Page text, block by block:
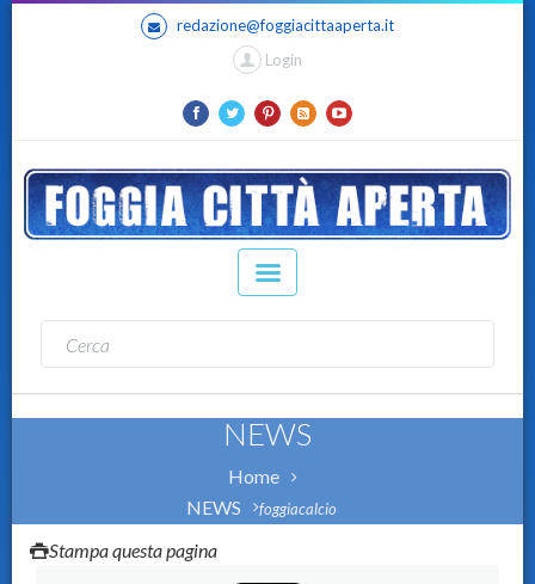
redazione@foggiacittaaperta.it
Login
NEWS
Home
NEWS
foggiacalcio
Stampa questa pagina